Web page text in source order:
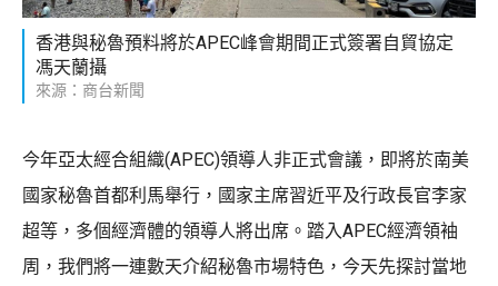
香港與秘魯預料將於APEC峰會期間正式簽署自貿協定
馮天蘭攝
來源：商台新聞
今年亞太經合組織(APEC)領導人非正式會議，即將於南美
國家秘魯首都利馬舉行，國家主席習近平及行政長官李家
超等，多個經濟體的領導人將出席。踏入APEC經濟領袖
周，我們將一連數天介紹秘魯市場特色，今天先探討當地